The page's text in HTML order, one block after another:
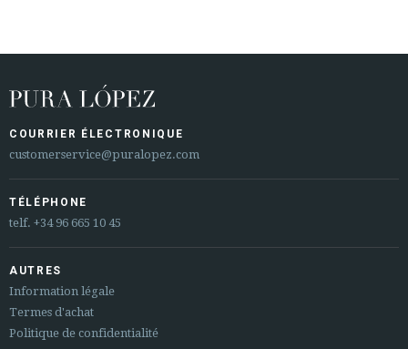
COURRIER ÉLECTRONIQUE
customerservice@puralopez.com
TÉLÉPHONE
telf. +34 96 665 10 45
AUTRES
Information légale
Termes d'achat
Politique de confidentialité